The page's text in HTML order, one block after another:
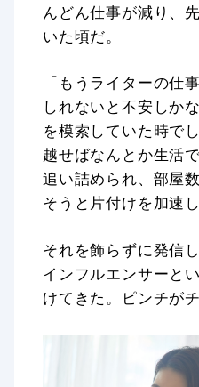
んどん仕事が減り、
いた頃だ。
「もうライターの仕
しれないと不安しか
を模索していた時で
越せばなんとか生活
追い詰められ、部屋
そうと片付けを加速
それを飾らずに発信
インフルエンサーと
けてきた。ピンチが